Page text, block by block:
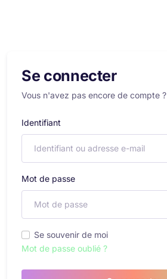
Se connecter
Vous n'avez pas encore de compte ?
Identifiant
Mot de passe
Se souvenir de moi
Mot de passe oublié ?